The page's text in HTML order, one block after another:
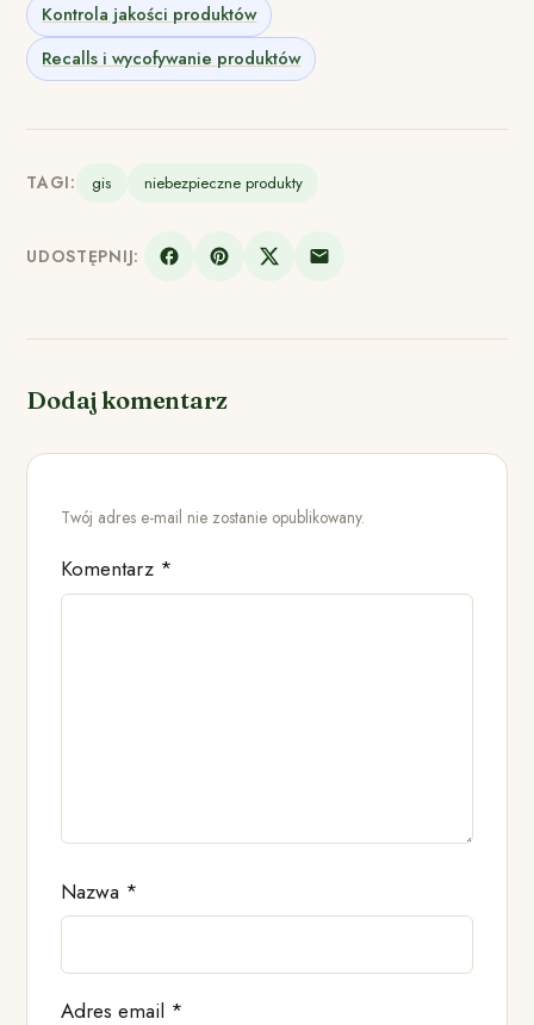
Kontrola jakości produktów
Recalls i wycofywanie produktów
TAGI: gis niebezpieczne produkty
UDOSTĘPNIJ:
Dodaj komentarz
Twój adres e-mail nie zostanie opublikowany.
Komentarz *
Nazwa *
Adres email *